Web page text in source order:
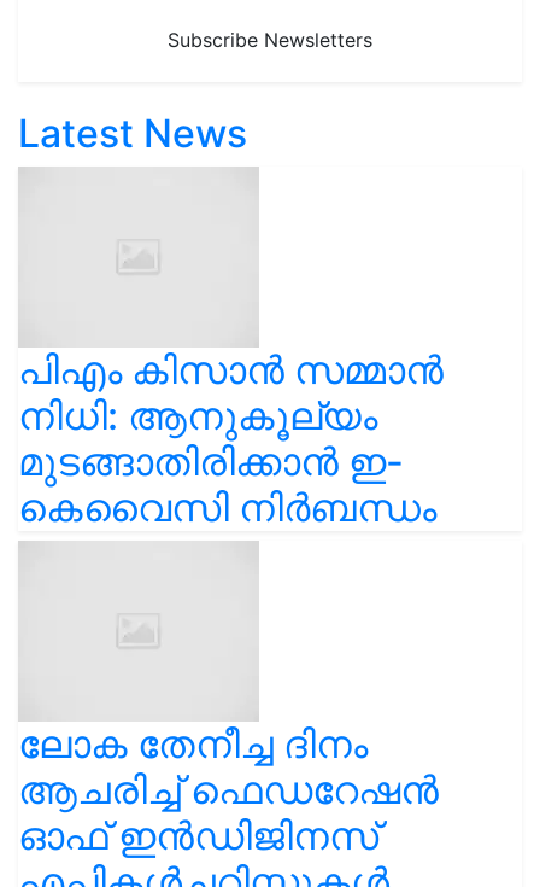
Subscribe Newsletters
Latest News
പിഎം കിസാൻ സമ്മാൻ
നിധി: ആനുകൂല്യം
മുടങ്ങാതിരിക്കാൻ ഇ-
കെവൈസി നിർബന്ധം
ലോക തേനീച്ച ദിനം
ആചരിച്ച് ഫെഡറേഷൻ
ഓഫ് ഇൻഡിജിനസ്